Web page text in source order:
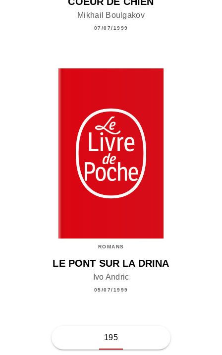
Mikhail Boulgakov
07/07/1999
ROMANS
LE PONT SUR LA DRINA
Ivo Andric
05/07/1999
195